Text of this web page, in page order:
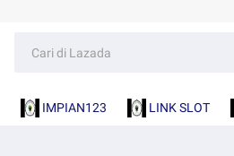
IMPIAN123 LINK SLOT